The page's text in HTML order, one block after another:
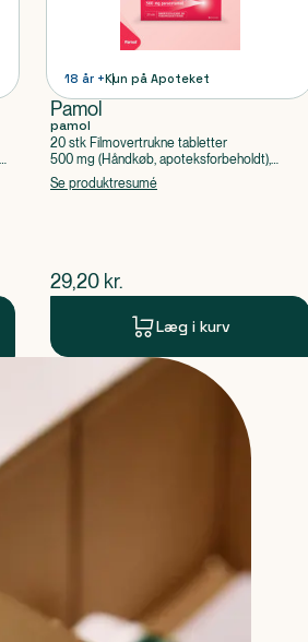
18 år +Kun på Apoteket
Pamol
pamol
20 stk Filmovertrukne tabletter
500 mg (Håndkøb, apoteksforbeholdt),
Paracetamol
Se produktresumé
$nuværende pris
29,20 kr.
Læg i kurv